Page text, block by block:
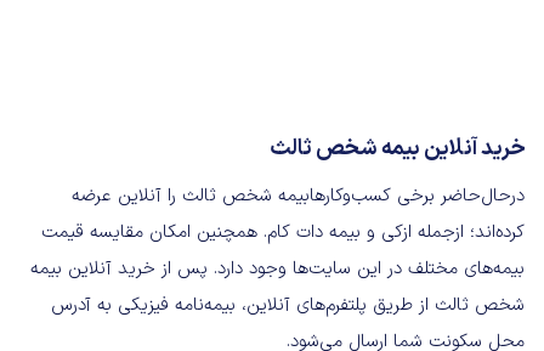
خرید آنلاین بیمه شخص ثالث
درحال‌حاضر برخی کسب‌وکارها‌بیمه شخص ثالث را آنلاین عرضه
کرده‌اند؛ ازجمله ازکی و بیمه دات کام. همچنین امکان مقایسه قیمت
بیمه‌های مختلف در این سایت‌ها وجود دارد. پس از خرید آنلاین بیمه
شخص ثالث از طریق پلتفرم‌های آنلاین، بیمه‌نامه فیزیکی به آدرس
محل سکونت شما ارسال می‌شود.